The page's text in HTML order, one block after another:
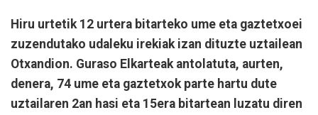
Hiru urtetik 12 urtera bitarteko ume eta gaztetxoei
zuzendutako udaleku irekiak izan dituzte uztailean
Otxandion. Guraso Elkarteak antolatuta, aurten,
denera, 74 ume eta gaztetxok parte hartu dute
uztailaren 2an hasi eta 15era bitartean luzatu diren